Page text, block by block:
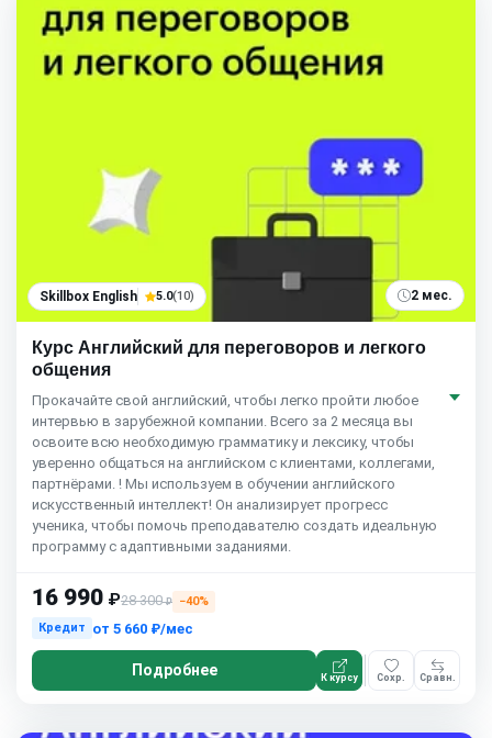
Skillbox English 5.0(10) 2 мес.
Курс Английский для переговоров и легкого
общения
Прокачайте свой английский, чтобы легко пройти любое
интервью в зарубежной компании. Всего за 2 месяца вы
освоите всю необходимую грамматику и лексику, чтобы
уверенно общаться на английском с клиентами, коллегами,
партнёрами. ! Мы используем в обучении английского
искусственный интеллект! Он анализирует прогресс
ученика, чтобы помочь преподавателю создать идеальную
программу с адаптивными заданиями.
16 990 ₽28 300₽
−40%
Кредит
от 5 660 ₽/мес
Подробнее К курсу Сохр. Сравн.